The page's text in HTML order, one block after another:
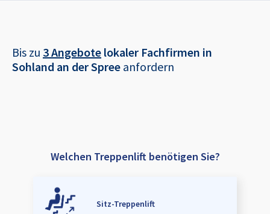
Bis zu 3 Angebote lokaler Fachfirmen in
Sohland an der Spree anfordern
Welchen Treppenlift benötigen Sie?
Sitz-Treppenlift